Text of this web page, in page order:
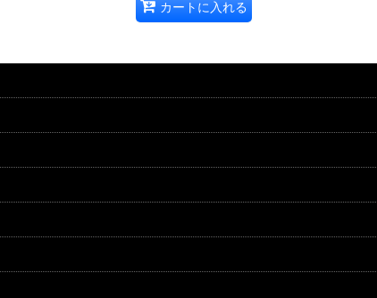
カートに入れる